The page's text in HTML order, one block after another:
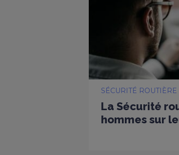
SÉCURITÉ ROUTIÈRE
La Sécurité
hommes sur